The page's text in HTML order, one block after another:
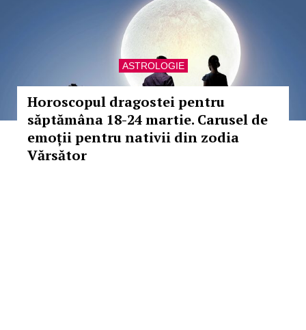
ASTROLOGIE
Horoscopul dragostei pentru
săptămâna 18-24 martie. Carusel de
emoții pentru nativii din zodia
Vărsător